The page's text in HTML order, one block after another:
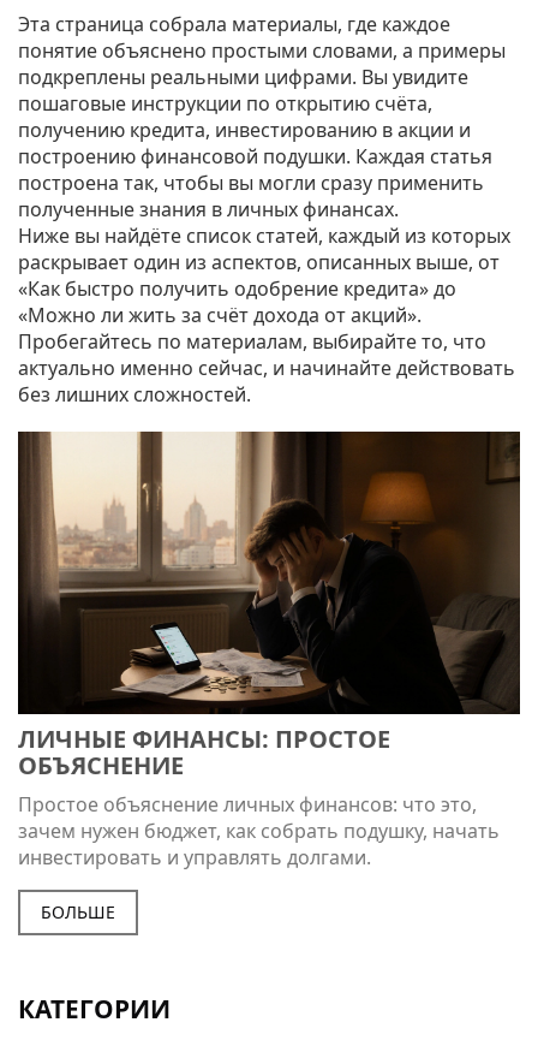
Эта страница собрала материалы, где каждое
понятие объяснено простыми словами, а примеры
подкреплены реальными цифрами. Вы увидите
пошаговые инструкции по открытию счёта,
получению кредита, инвестированию в акции и
построению финансовой подушки. Каждая статья
построена так, чтобы вы могли сразу применить
полученные знания в личных финансах.
Ниже вы найдёте список статей, каждый из которых
раскрывает один из аспектов, описанных выше, от
«Как быстро получить одобрение кредита» до
«Можно ли жить за счёт дохода от акций».
Пробегайтесь по материалам, выбирайте то, что
актуально именно сейчас, и начинайте действовать
без лишних сложностей.
ЛИЧНЫЕ ФИНАНСЫ: ПРОСТОЕ
ОБЪЯСНЕНИЕ
Простое объяснение личных финансов: что это,
зачем нужен бюджет, как собрать подушку, начать
инвестировать и управлять долгами.
БОЛЬШЕ
КАТЕГОРИИ